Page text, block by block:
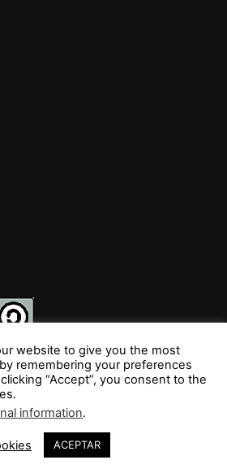
SÍGUENOS
website to give you the most
remembering your preferences
“Accept”, you consent to the
information.
ACEPTAR